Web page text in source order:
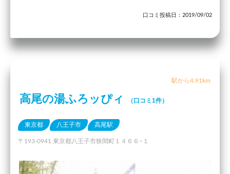
口コミ投稿日：2019/09/02
駅から4.91km
高尾の湯ふろッぴィ （口コミ1件）
東京都 八王子市 高尾駅
〒193-0941 東京都八王子市狭間町１４６６−１